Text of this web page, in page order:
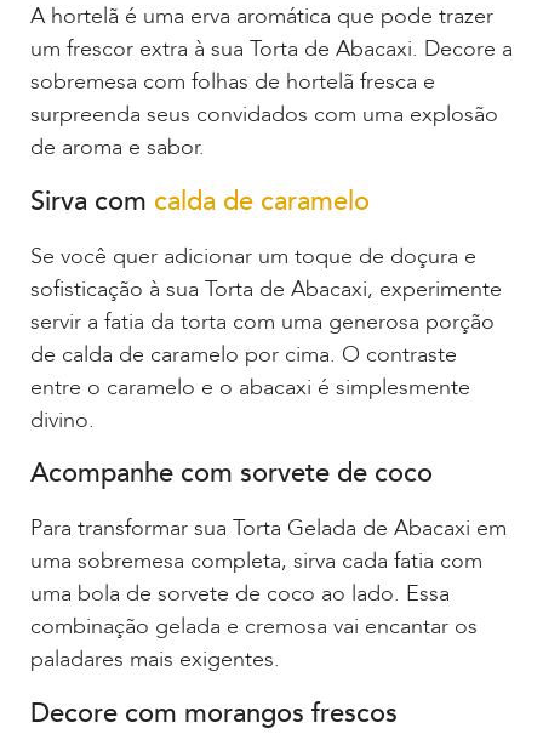
A hortelã é uma erva aromática que pode trazer
um frescor extra à sua Torta de Abacaxi. Decore a
sobremesa com folhas de hortelã fresca e
surpreenda seus convidados com uma explosão
de aroma e sabor.
Sirva com calda de caramelo
Se você quer adicionar um toque de doçura e
sofisticação à sua Torta de Abacaxi, experimente
servir a fatia da torta com uma generosa porção
de calda de caramelo por cima. O contraste
entre o caramelo e o abacaxi é simplesmente
divino.
Acompanhe com sorvete de coco
Para transformar sua Torta Gelada de Abacaxi em
uma sobremesa completa, sirva cada fatia com
uma bola de sorvete de coco ao lado. Essa
combinação gelada e cremosa vai encantar os
paladares mais exigentes.
Decore com morangos frescos